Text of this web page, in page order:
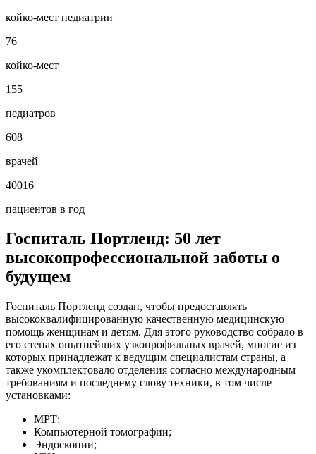
койко-мест педиатрии
76
койко-мест
155
педиатров
608
врачей
40016
пациентов в год
Госпиталь Портленд: 50 лет
высокопрофессиональной заботы о
будущем
Госпиталь Портленд создан, чтобы предоставлять
высококвалифицированную качественную медицинскую
помощь женщинам и детям. Для этого руководство собрало в
его стенах опытнейших узкопрофильных врачей, многие из
которых принадлежат к ведущим специалистам страны, а
также укомплектовало отделения согласно международным
требованиям и последнему слову техники, в том числе
установками:
МРТ;
Компьютерной томографии;
Эндоскопии;